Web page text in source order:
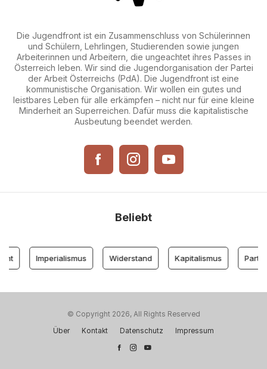
Die Jugendfront ist ein Zusammenschluss von Schülerinnen
und Schülern, Lehrlingen, Studierenden sowie jungen
Arbeiterinnen und Arbeitern, die ungeachtet ihres Passes in
Österreich leben. Wir sind die Jugendorganisation der Partei
der Arbeit Österreichs (PdA). Die Jugendfront ist eine
kommunistische Organisation. Wir wollen ein gutes und
leistbares Leben für alle erkämpfen – nicht nur für eine kleine
Minderheit an Superreichen. Dafür muss die kapitalistische
Ausbeutung beendet werden.
Beliebt
Imperialismus Widerstand Kapitalismus Partei
© Copyright 2026, All Rights Reserved
Über
Kontakt Datenschutz Impressum